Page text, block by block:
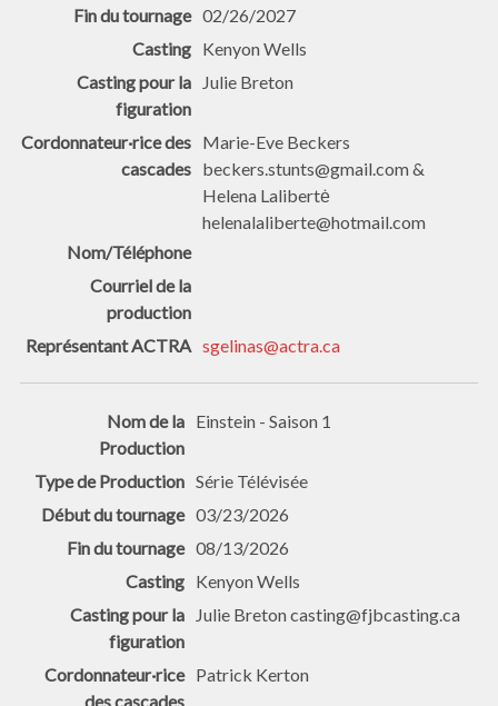
02/26/2027
Kenyon Wells
Julie Breton
Marie-Eve Beckers
beckers.stunts@gmail.com &
Helena Lalibertė
helenalaliberte@hotmail.com
sgelinas@actra.ca
Einstein - Saison 1
Série Télévisée
03/23/2026
08/13/2026
Kenyon Wells
Julie Breton casting@fjbcasting.ca
Patrick Kerton